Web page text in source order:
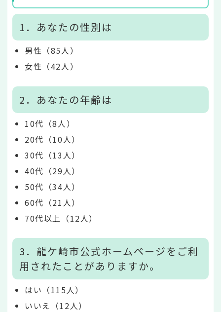
1．あなたの性別は
男性（85人）
女性（42人）
2．あなたの年齢は
10代（8人）
20代（10人）
30代（13人）
40代（29人）
50代（34人）
60代（21人）
70代以上（12人）
3．龍ケ崎市公式ホームページをご利
用されたことがありますか。
はい（115人）
いいえ（12人）